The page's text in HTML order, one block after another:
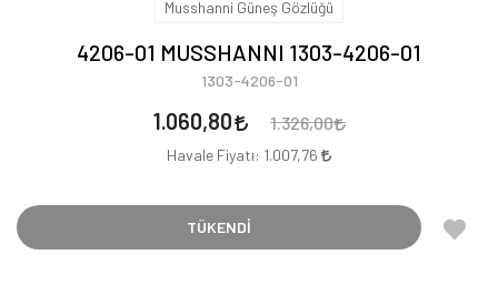
Musshanni Güneş Gözlüğü
4206-01 MUSSHANNI 1303-4206-01
1303-4206-01
1.060,80 1.326,00
Havale Fiyatı: 1.007,76
TÜKENDİ